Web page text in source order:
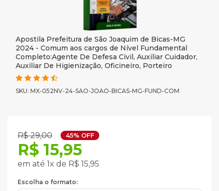
Apostila Prefeitura de São Joaquim de Bicas-MG
2024 - Comum aos cargos de Nível Fundamental
Completo:Agente De Defesa Civil, Auxiliar Cuidador,
Auxiliar De Higienização, Oficineiro, Porteiro
SKU: MX-052NV-24-SAO-JOAO-BICAS-MG-FUND-COM
R$ 29,00 45% OFF
R$ 15,95
em até 1x de R$ 15,95
Escolha o formato: